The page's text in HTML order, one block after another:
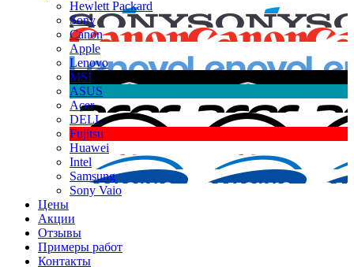
Hewlett Packard
Sony
Canon
Apple
Lenovo
MSI
ASUS
Acer
DELL
Fujitsu
Huawei
Intel
Samsung
Sony Vaio
Цены
Акции
Отзывы
Примеры работ
Контакты